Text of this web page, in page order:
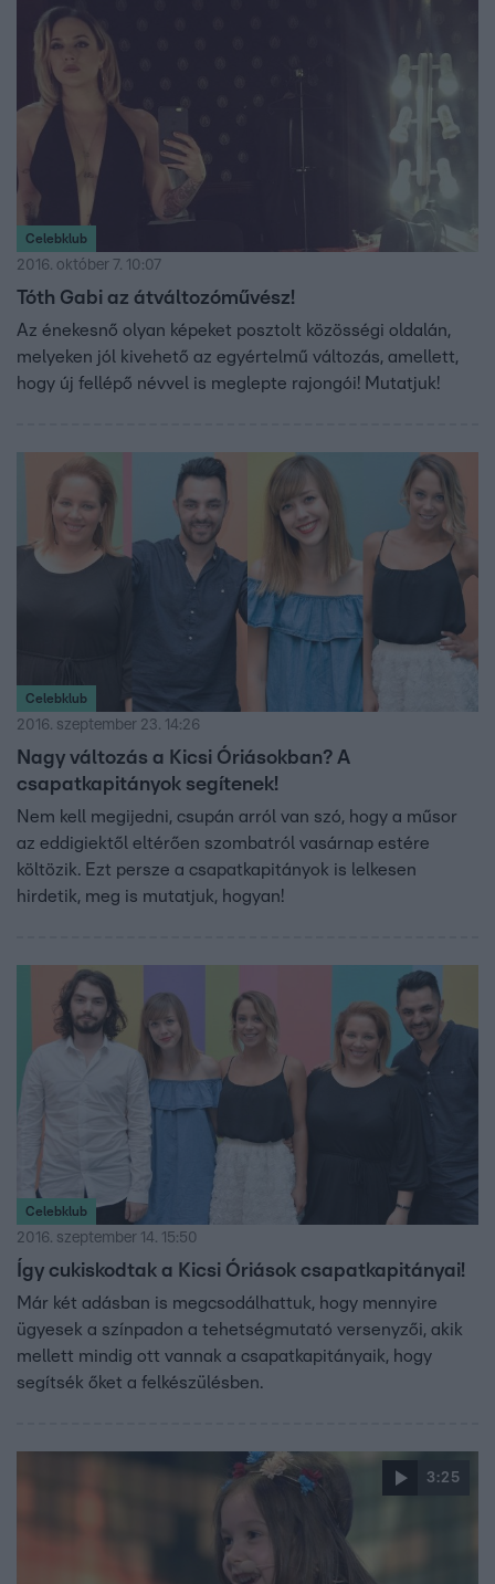
Celebklub
2016. október 7. 10:07
Tóth Gabi az átváltozóművész!
Az énekesnő olyan képeket posztolt közösségi oldalán,
melyeken jól kivehető az egyértelmű változás, amellett,
hogy új fellépő névvel is meglepte rajongói! Mutatjuk!
Celebklub
2016. szeptember 23. 14:26
Nagy változás a Kicsi Óriásokban? A
csapatkapitányok segítenek!
Nem kell megijedni, csupán arról van szó, hogy a műsor
az eddigiektől eltérően szombatról vasárnap estére
költözik. Ezt persze a csapatkapitányok is lelkesen
hirdetik, meg is mutatjuk, hogyan!
Celebklub
2016. szeptember 14. 15:50
Így cukiskodtak a Kicsi Óriások csapatkapitányai!
Már két adásban is megcsodálhattuk, hogy mennyire
ügyesek a színpadon a tehetségmutató versenyzői, akik
mellett mindig ott vannak a csapatkapitányaik, hogy
segítsék őket a felkészülésben.
3:25